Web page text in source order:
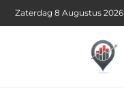
Zaterdag 8 Augustus 2026